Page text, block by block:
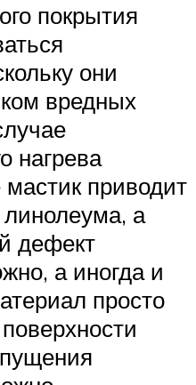
покрытия
они
вредных
нагрева
приводит
а
дефект
а иногда и
просто